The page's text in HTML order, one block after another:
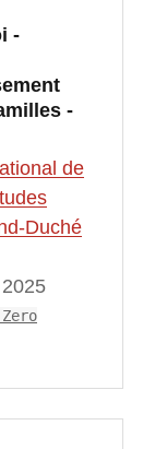
-
-
de
Duché